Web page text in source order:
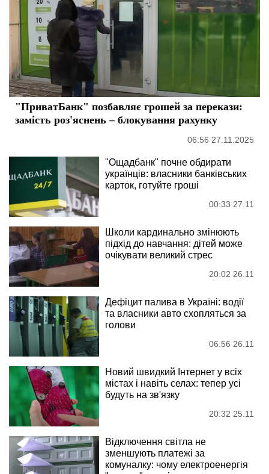
"ПриватБанк" позбавляє грошей за перекази:
замість роз'яснень – блокування рахунку
06:56 27.11.2025
"Ощадбанк" почне обдирати
українців: власники банківських
карток, готуйте гроші
00:33 27.11
Школи кардинально змінюють
підхід до навчання: дітей може
очікувати великий стрес
20:02 26.11
Дефіцит палива в Україні: водії
та власники авто схопляться за
голови
06:56 26.11
Новий швидкий Інтернет у всіх
містах і навіть селах: тепер усі
будуть на зв'язку
20:32 25.11
Відключення світла не
зменшують платежі за
комуналку: чому електроенергія